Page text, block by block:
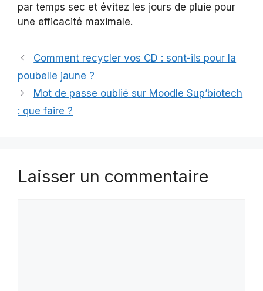
par temps sec et évitez les jours de pluie pour
une efficacité maximale.
Comment recycler vos CD : sont-ils pour la
poubelle jaune ?
Mot de passe oublié sur Moodle Sup’biotech
: que faire ?
Laisser un commentaire